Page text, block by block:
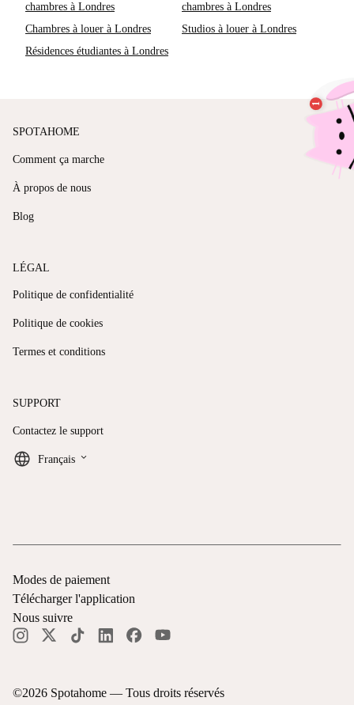
chambres à Londres
chambres à Londres
Chambres à louer à Londres
Studios à louer à Londres
Résidences étudiantes à Londres
SPOTAHOME
Comment ça marche
À propos de nous
Blog
LÉGAL
Politique de confidentialité
Politique de cookies
Termes et conditions
SUPPORT
Contactez le support
Français keyboard_arrow_down
©2026 Spotahome — Tous droits réservés
Modes de paiement
Télécharger l'application
Nous suivre